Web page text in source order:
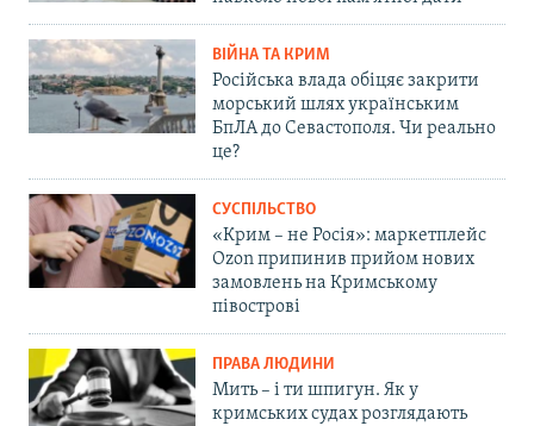
ВІЙНА ТА КРИМ
Російська влада обіцяє закрити
морський шлях українським
БпЛА до Севастополя. Чи реально
це?
СУСПІЛЬСТВО
«Крим – не Росія»: маркетплейс
Ozon припинив прийом нових
замовлень на Кримському
півострові
ПРАВА ЛЮДИНИ
Мить – і ти шпигун. Як у
кримських судах розглядають